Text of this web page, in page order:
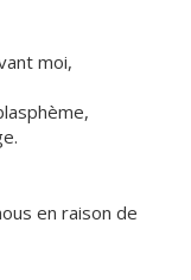
moi,
en raison de